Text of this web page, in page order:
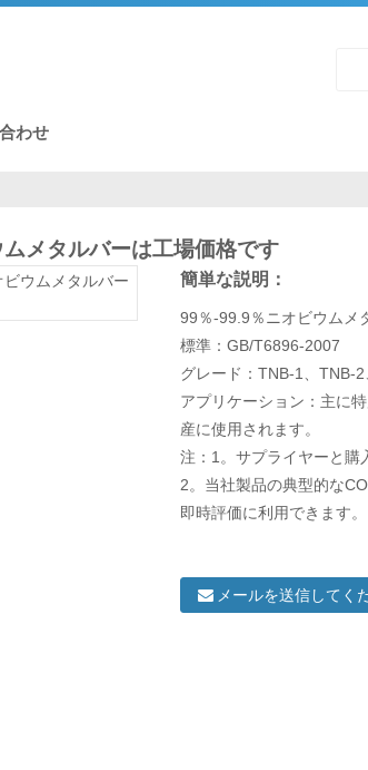
わせ
メタルバーは工場価格です
簡単な説明：
99％-99.9％ニオビウムメ
標準：GB/T6896-2007
グレード：TNB-1、TNB-
アプリケーション：主に
産に使用されます。
注：1。サプライヤーと購
2。当社製品の典型的な
即時評価に利用できます。
メールを送信してく